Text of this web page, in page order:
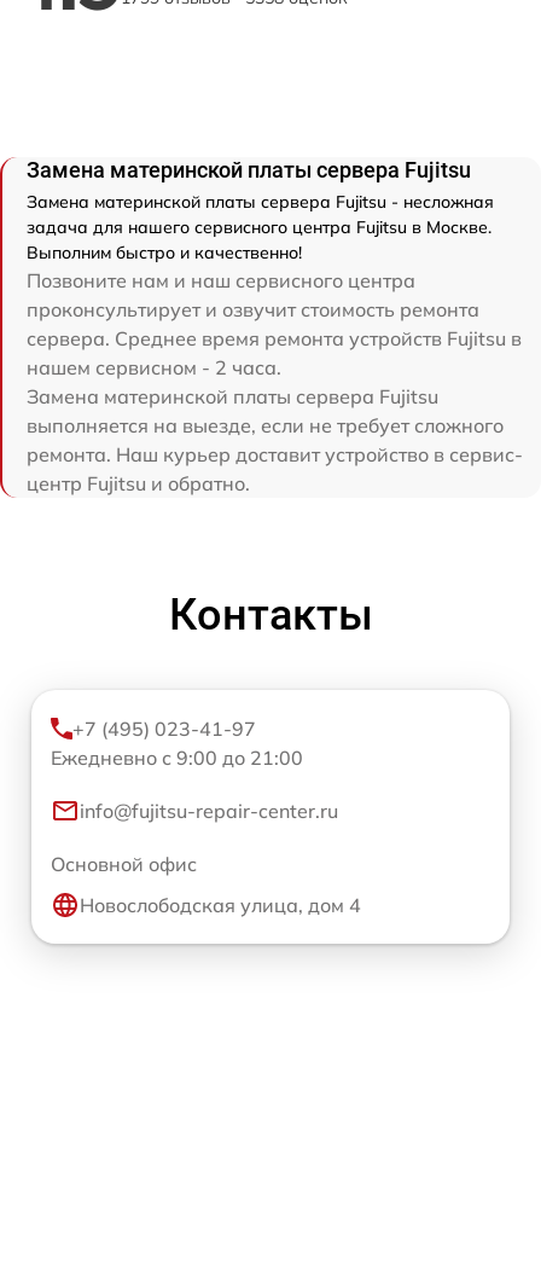
Замена материнской платы сервера Fujitsu
Замена материнской платы сервера Fujitsu - несложная
задача для нашего сервисного центра Fujitsu в Москве.
Выполним быстро и качественно!
Позвоните нам и наш сервисного центра
проконсультирует и озвучит стоимость ремонта
сервера. Среднее время ремонта устройств Fujitsu в
нашем сервисном - 2 часа.
Замена материнской платы сервера Fujitsu
выполняется на выезде, если не требует сложного
ремонта. Наш курьер доставит устройство в сервис-
центр Fujitsu и обратно.
Контакты
+7 (495) 023-41-97
Ежедневно с 9:00 до 21:00
info@fujitsu-repair-center.ru
Основной офис
Новослободская улица, дом 4